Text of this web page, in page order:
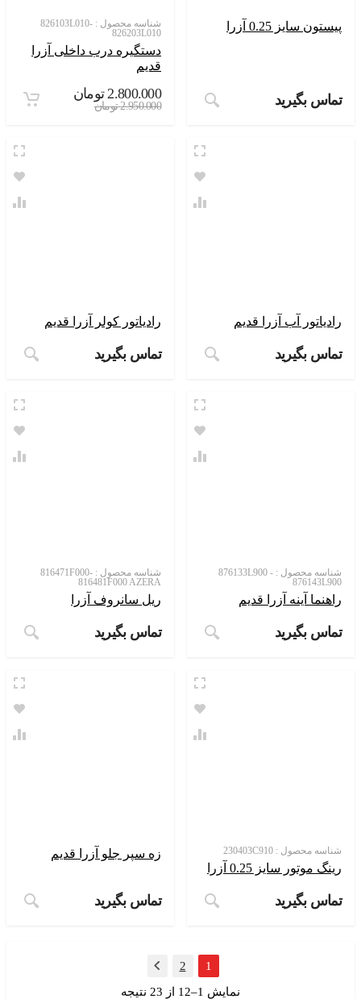
پیستون سایز 0.25 آزرا
تماس بگیرید
شناسه محصول : 826103L010-
826203L010
دستگیره درب داخلی آزرا
قدیم
2.800.000 تومان
2.950.000 تومان
رادیاتور آب آزرا قدیم
تماس بگیرید
رادیاتور کولر آزرا قدیم
تماس بگیرید
شناسه محصول : 876133L900 -
876143L900
راهنما آینه آزرا قدیم
تماس بگیرید
شناسه محصول : 816471F000-
816481F000 AZERA
ریل سانروف آزرا
تماس بگیرید
شناسه محصول : 230403C910
رینگ موتور سایز 0.25 آزرا
تماس بگیرید
زه سپر جلو آزرا قدیم
تماس بگیرید
بعدی
نمایش 1–12 از 23 نتیجه